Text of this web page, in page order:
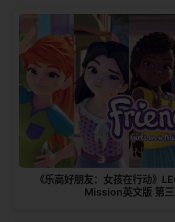
《乐高好朋友：女孩在行动》
Mission英文版 第